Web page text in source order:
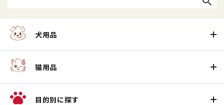
犬用品
猫用品
目的別に探す